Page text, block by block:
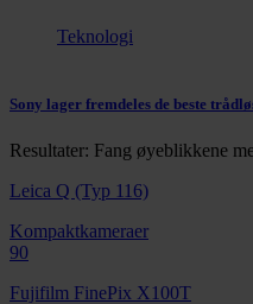
Teknologi
Sony lager fremdeles de beste
Resultater: Fang øyeblikkene
Leica Q (Typ 116)
Kompaktkameraer
90
Fujifilm FinePix X100T